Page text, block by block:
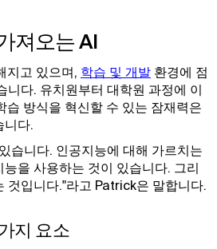
져오는 AI
지고 있으며, 학습 및 개발 환경에 점
니다. 유치원부터 대학원 과정에 이
습 방식을 혁신할 수 있는 잠재력은
니다.
습니다. 인공지능에 대해 가르치는
을 사용하는 것이 있습니다. 그리
것입니다."라고 Patrick은 말합니다.
지 요소